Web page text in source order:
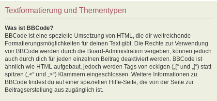
Textformatierung und Thementypen
Was ist BBCode?
BBCode ist eine spezielle Umsetzung von HTML, die dir weitreichende
Formatierungsmöglichkeiten für deinen Text gibt. Die Rechte zur Verwendung
von BBCode werden durch die Board-Administration vergeben, können jedoch
auch durch dich für jeden einzelnen Beitrag deaktiviert werden. BBCode ist
ähnlich wie HTML aufgebaut, jedoch werden Tags von eckigen („[“ und „]“) statt
spitzen („<“ und „>“) Klammern eingeschlossen. Weitere Informationen zu
BBCode findest du auf einer speziellen Hilfe-Seite, die von der Seite zur
Beitragserstellung aus zugänglich ist.